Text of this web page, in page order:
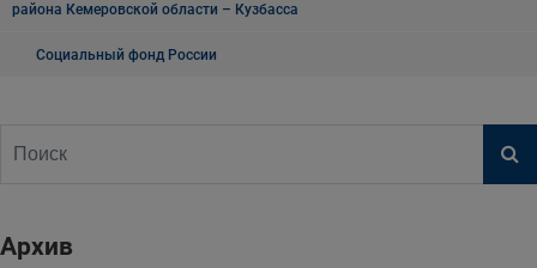
района Кемеровской области – Кузбасса
Социальный фонд России
Архив